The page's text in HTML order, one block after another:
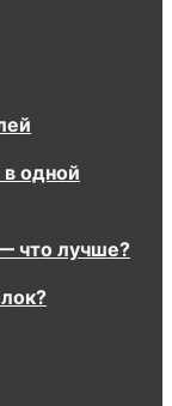
одной
что лучше?